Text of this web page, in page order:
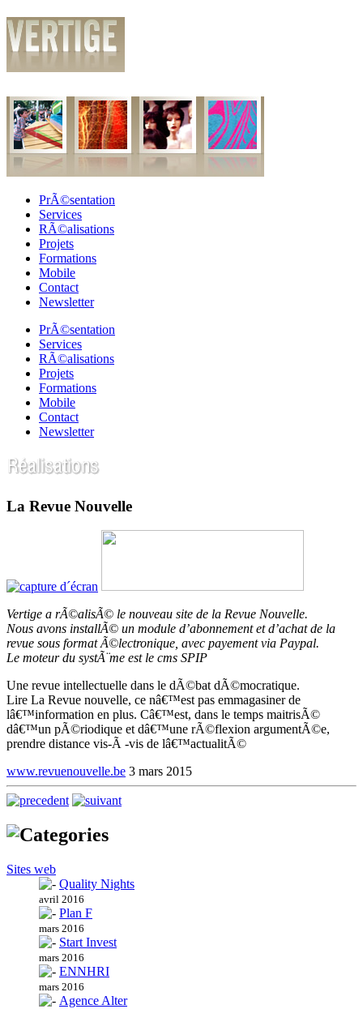
PrÃ©sentation
Services
RÃ©alisations
Projets
Formations
Mobile
Contact
Newsletter
PrÃ©sentation
Services
RÃ©alisations
Projets
Formations
Mobile
Contact
Newsletter
La Revue Nouvelle
Vertige a rÃ©alisÃ© le nouveau site de la Revue Nouvelle.
Nous avons installÃ© un module d’abonnement et d’achat de la
revue sous format Ã©lectronique, avec payement via Paypal.
Le moteur du systÃ¨me est le cms SPIP
Une revue intellectuelle dans le dÃ©bat dÃ©mocratique.
Lire La Revue nouvelle, ce nâ€™est pas emmagasiner de
lâ€™information en plus. Câ€™est, dans le temps maitrisÃ©
dâ€™un pÃ©riodique et dâ€™une rÃ©flexion argumentÃ©e,
prendre distance vis-Ã -vis de lâ€™actualitÃ©
www.revuenouvelle.be 3 mars 2015
Sites web
Quality Nights
avril 2016
Plan F
mars 2016
Start Invest
mars 2016
ENNHRI
mars 2016
Agence Alter